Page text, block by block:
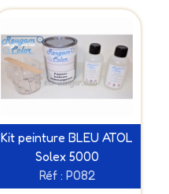
Kit peinture BLEU ATOL
Solex 5000
Réf : P082